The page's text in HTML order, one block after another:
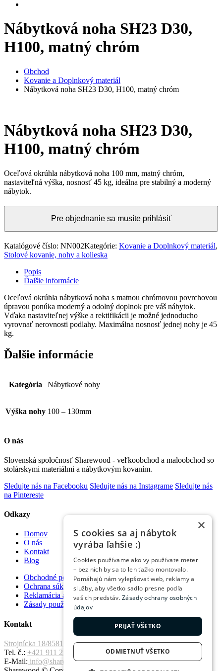
Nábytková noha SH23 D30,
H100, matný chróm
Obchod
Kovanie a Doplnkový materiál
Nábytková noha SH23 D30, H100, matný chróm
Nábytková noha SH23 D30,
H100, matný chróm
Oceľová okrúhla nábytková noha 100 mm, matný chróm,
nastaviteľná výška, nosnosť 45 kg, ideálna pre stabilný a moderný
nábytok.
Pre objednanie sa musíte prihlásiť
Katalógové číslo: NN002Kategórie: Kovanie a Doplnkový materiál,
Stolové kovanie, nohy a kolieska
Popis
Ďalšie informácie
Oceľová okrúhla nábytková noha s matnou chrómovou povrchovou
úpravou ponúka moderný a odolný doplnok pre váš nábytok.
Vďaka nastaviteľnej výške a rektifikácii je možné jednoducho
vyrovnať nerovnosti podlahy. Maximálna nosnosť jednej nohy je 45
kg.
Ďalšie informácie
Kategória Nábytkové nohy
Výška nohy 100 – 130mm
O nás
Slovenská spoločnosť Sharewood - veľkoobchod a maloobchod so
stolárskymi materiálmi a nábytkovým kovaním.
Sledujte nás na Facebooku Sledujte nás na Instagrame Sledujte nás
na Pintereste
Odkazy
Domov
O nás
Kontakt
Blog
Obchodné podmienky
Ochrana súkromia
Reklamácia a vrátenie tovaru
Zásady používania súborov cookie
Kontakt
Strojnícka 18/8581 Prešov, 080 01
Tel. č.: +421 911 221 411
E-Mail: info@sharewood.com
×
S cookies sa aj nábytok
vyrába ľahšie :)
Cookies používame ako vy používate meter
– bez nich by sa to len ťažko montovalo.
Pomáhajú nám vylepšovať web, reklamy a
služby, aby všetko sadlo presne podľa
vašich predstáv.Zásady ochrany osobných
údajov
PRIJAŤ VŠETKO
ODMIETNUŤ VŠETKO